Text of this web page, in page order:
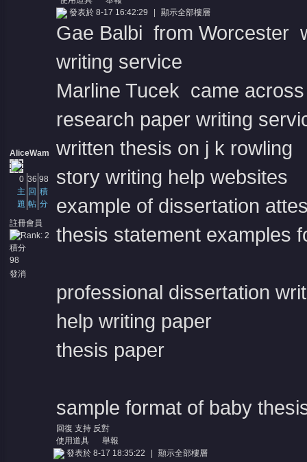
AliceWam
0
主
題
36
回
帖
98
積
分
註冊會員
積分
98
發消
發表於 8-17 16:42:29 顯示全部樓層
Gae Balbi from Worcester
writing service
Marline Tucek came
research paper writing
written thesis on j k rowling
story writing help websites
example of dissertation
thesis statement examples
professional dissertation
help writing paper
thesis paper
sample format of baby
回復 支持 反對
使用道具
舉報
發表於 8-17 18:35:22 顯示全部樓層